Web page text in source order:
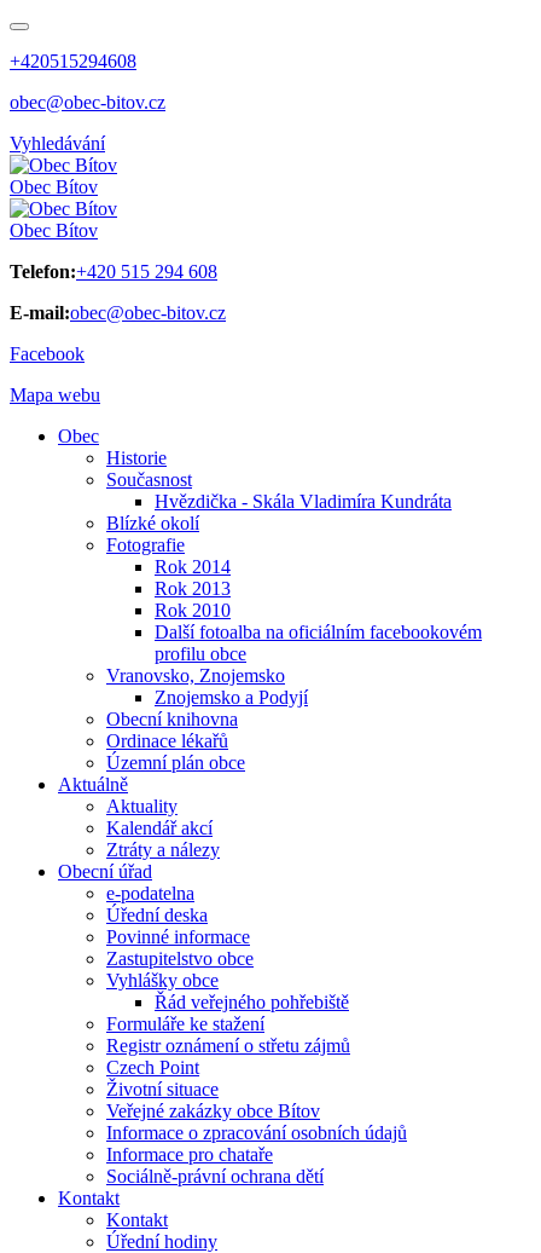
+420515294608
obec@obec-bitov.cz
Vyhledávání
Obec Bítov
Obec Bítov
Telefon:+420 515 294 608
E-mail:obec@obec-bitov.cz
Facebook
Mapa webu
Obec
Historie
Současnost
Hvězdička - Skála Vladimíra Kundráta
Blízké okolí
Fotografie
Rok 2014
Rok 2013
Rok 2010
Další fotoalba na oficiálním facebookovém
profilu obce
Vranovsko, Znojemsko
Znojemsko a Podyjí
Obecní knihovna
Ordinace lékařů
Územní plán obce
Aktuálně
Aktuality
Kalendář akcí
Ztráty a nálezy
Obecní úřad
e-podatelna
Úřední deska
Povinné informace
Zastupitelstvo obce
Vyhlášky obce
Řád veřejného pohřebiště
Formuláře ke stažení
Registr oznámení o střetu zájmů
Czech Point
Životní situace
Veřejné zakázky obce Bítov
Informace o zpracování osobních údajů
Informace pro chataře
Sociálně-právní ochrana dětí
Kontakt
Kontakt
Úřední hodiny